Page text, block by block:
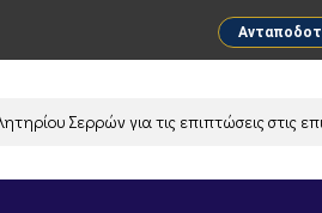
για τις επιπτώσεις στις